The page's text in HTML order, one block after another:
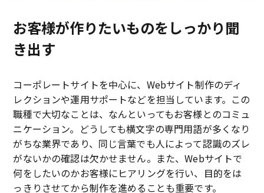
お客様が作りたいものをしっかり聞
き出す
コーポレートサイトを中心に、Webサイト制作のディ
レクションや運用サポートなどを担当しています。この
職種で大切なことは、なんといってもお客様とのコミュ
ニケーション。どうしても横文字の専門用語が多くなり
がちな業界であり、同じ言葉でも人によって認識のズレ
がないかの確認は欠かせません。また、Webサイトで
何をしたいのかお客様にヒアリングを行い、目的をは
っきりさせてから制作を進めることも重要です。